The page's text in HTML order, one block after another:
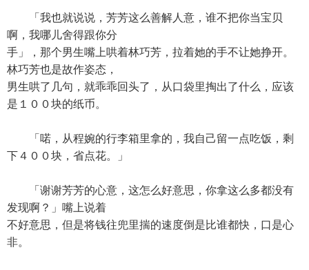
「我也就说说，芳芳这么善解人意，谁不把你当宝贝
啊，我哪儿舍得跟你分
手」，那个男生嘴上哄着林巧芳，拉着她的手不让她挣开。
林巧芳也是故作姿态，
男生哄了几句，就乖乖回头了，从口袋里掏出了什么，应该
是１００块的纸币。
「喏，从程婉的行李箱里拿的，我自己留一点吃饭，剩
下４００块，省点花。」
「谢谢芳芳的心意，这怎么好意思，你拿这么多都没有
发现啊？」嘴上说着
不好意思，但是将钱往兜里揣的速度倒是比谁都快，口是心
非。